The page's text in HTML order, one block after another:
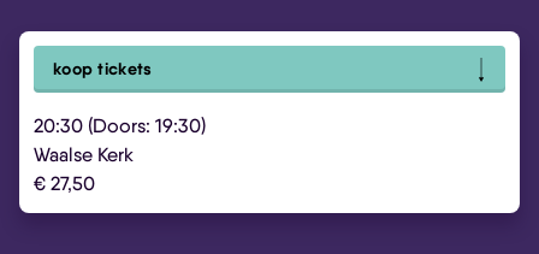
koop tickets
20:30 (Doors: 19:30)
Waalse Kerk
€ 27,50